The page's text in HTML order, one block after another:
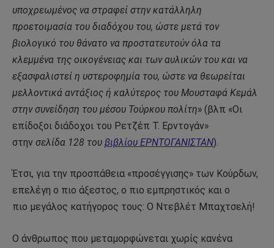
υποχρεωμένος να στραφεί στην κατάλληλη
προετοιμασία του διαδόχου του, ώστε μετά τον
βιολογικό του θάνατο να προστατευτούν όλα τα
κλεμμένα της οικογένειας και των αυλικών του και να
εξασφαλιστεί η υστεροφημία του, ώστε να θεωρείται
μελλοντικά αντάξιος ή καλύτερος του Μουσταφά Κεμάλ
στην συνείδηση του μέσου Τούρκου πολίτη» (βλπ «Οι
επίδοξοι διάδοχοι του Ρετζέπ Τ. Ερντογάν»
στην σελίδα 128 του βιβλίου ΕΡΝΤΟΓΑΝΙΣΤΑΝ).
Έτσι, για την προσπάθεια «προσέγγισης» των Κούρδων,
επελέγη ο πιο άξεστος, ο πιο εμπρηστικός και ο
πιο μεγάλος κατήγορος τους: Ο Ντεβλέτ Μπαχτσελή!
Ο άνθρωπος που μεταμορφώνεται χωρίς κανένα